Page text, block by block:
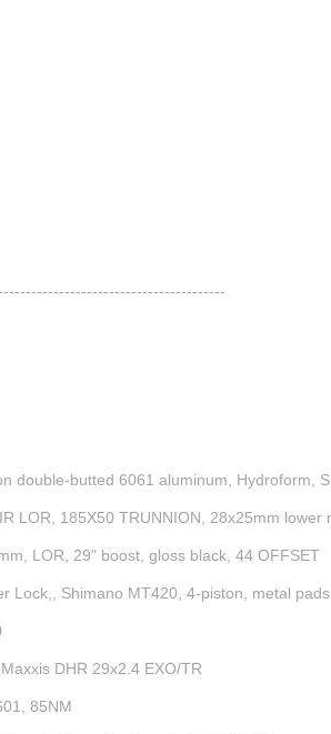
double-butted 6061 aluminum, Hydroform,
LOR, 185X50 TRUNNION, 28x25mm lower
LOR, 29" boost, gloss black, 44 OFFSET
Lock,, Shimano MT420, 4-piston, metal pads
DHR 29x2.4 EXO/TR
85NM